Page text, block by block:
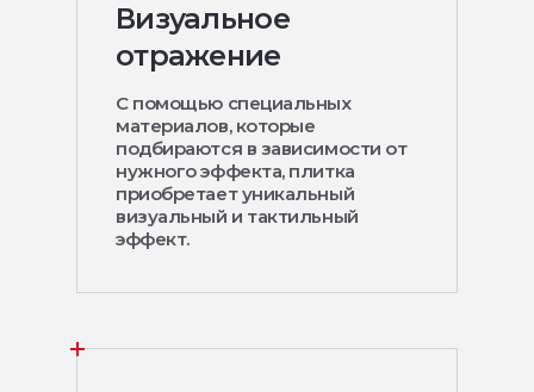
Визуальное
отражение
С помощью специальных
материалов, которые
подбираются в зависимости от
нужного эффекта, плитка
приобретает уникальный
визуальный и тактильный
эффект.